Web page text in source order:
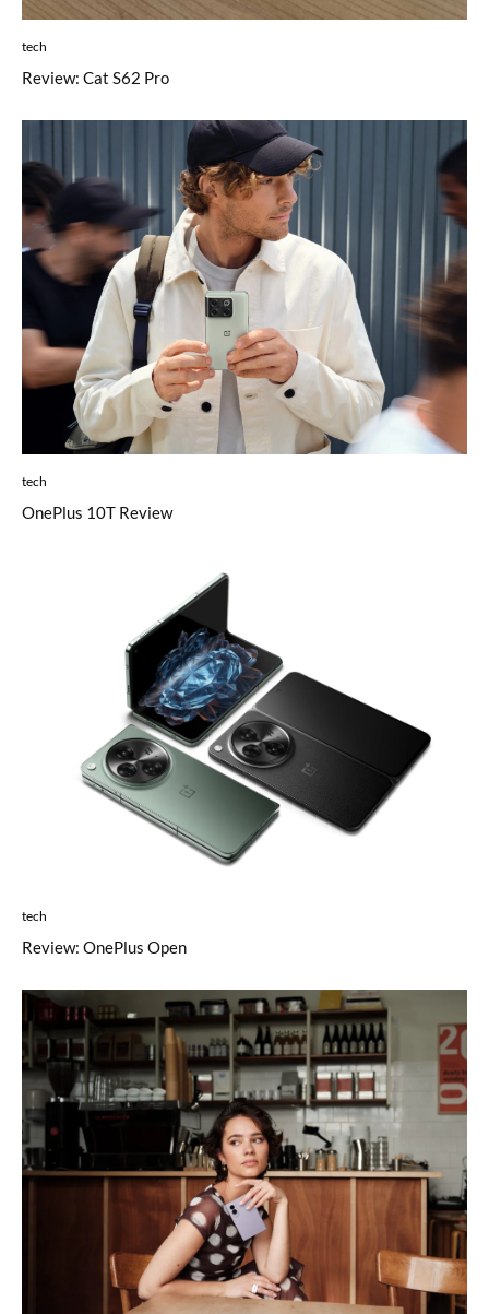
tech
Review: Cat S62 Pro
tech
OnePlus 10T Review
tech
Review: OnePlus Open